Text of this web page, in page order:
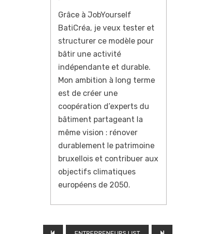
Grâce à JobYourself
BatiCréa, je veux tester et
structurer ce modèle pour
bâtir une activité
indépendante et durable.
Mon ambition à long terme
est de créer une
coopération d’experts du
bâtiment partageant la
même vision : rénover
durablement le patrimoine
bruxellois et contribuer aux
objectifs climatiques
européens de 2050.